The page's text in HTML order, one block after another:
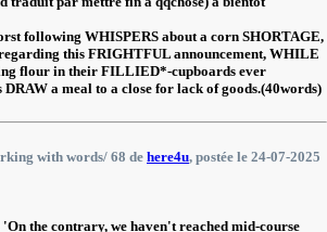
following WHISPERS about a corn SHORTAGE,
this FRIGHTFUL announcement, WHILE
flour in their FILLIED*-cupboards ever
a meal to a close for lack of goods.(40words)
with words/ 68 de here4u, postée le 24-07-2025
the contrary, we haven't reached mid-course